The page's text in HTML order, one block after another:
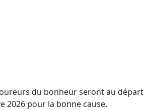
du bonheur seront au départ
2026 pour la bonne cause.